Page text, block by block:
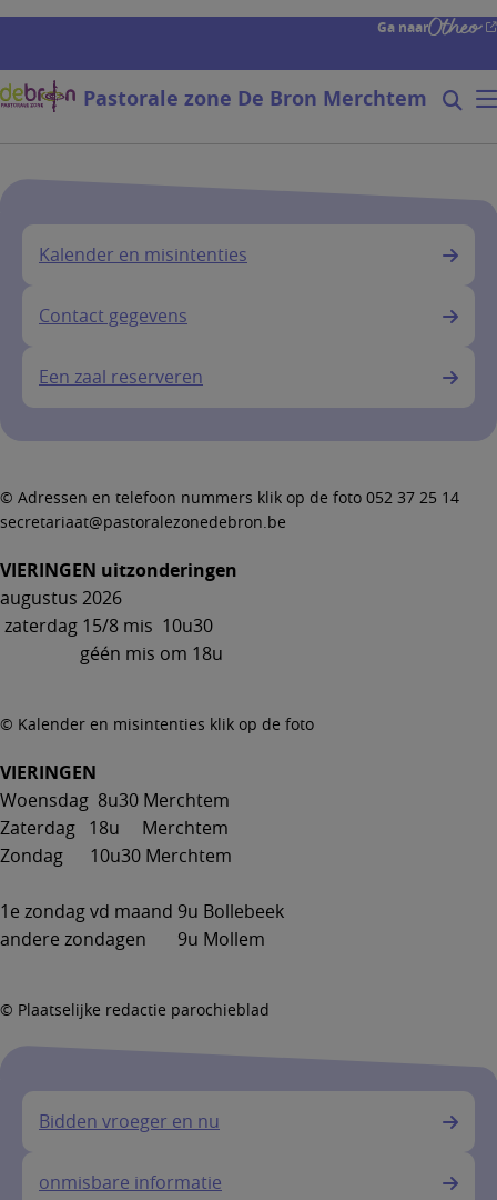
Overslaan
naar
de
gaan
Ga naar
Pastorale zone De Bron Merchtem
Kalender en misintenties
Contact gegevens
Een zaal reserveren
© Adressen en telefoon nummers klik op de foto 052 37 25 14
secretariaat@pastoralezonedebron.be
VIERINGEN uitzonderingen
augustus 2026
zaterdag 15/8 mis 10u30
géén mis om 18u
© Kalender en misintenties klik op de foto
VIERINGEN
Woensdag 8u30 Merchtem
Zaterdag 18u Merchtem
Zondag 10u30 Merchtem
1e zondag vd maand 9u Bollebeek
andere zondagen 9u Mollem
© Plaatselijke redactie parochieblad
Bidden vroeger en nu
onmisbare informatie